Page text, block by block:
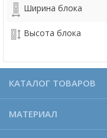
Ширина блока
Высота блока
КАТАЛОГ ТОВАРОВ
МАТЕРИАЛ